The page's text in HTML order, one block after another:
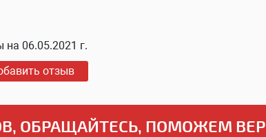
на 06.05.2021 г.
отзыв
ОБРАЩАЙТЕСЬ, ПОМОЖЕМ